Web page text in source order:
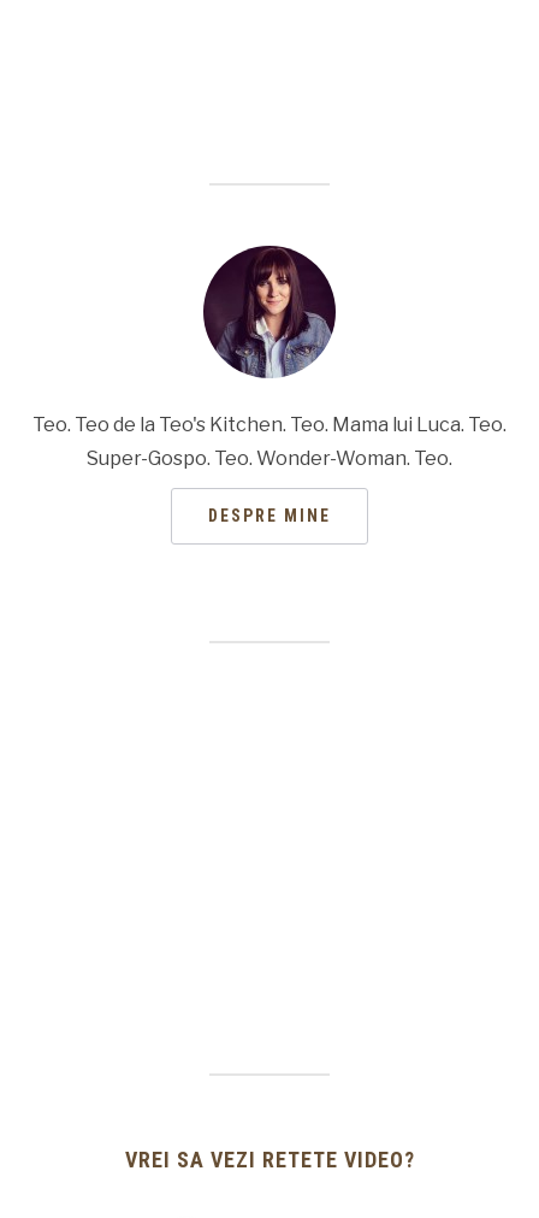
Teo. Teo de la Teo's Kitchen. Teo. Mama lui Luca. Teo.
Super-Gospo. Teo. Wonder-Woman. Teo.
DESPRE MINE
VREI SA VEZI RETETE VIDEO?